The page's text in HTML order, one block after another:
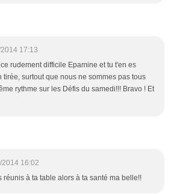
17:13
rudement difficile Epamine et tu t'en es
tirée, surtout que nous ne sommes pas tous
rythme sur les Défis du samedi!!! Bravo ! Et
2014 16:02
réunis à ta table alors à ta santé ma belle!!